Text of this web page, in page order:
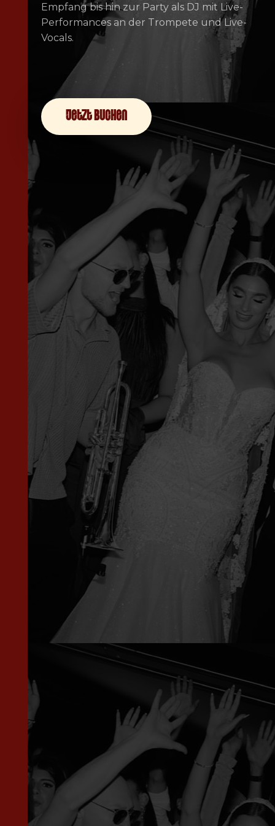
Empfang bis hin zur Party als DJ mit Live-
Performances an der Trompete und Live-
Vocals.
jetzt buchen